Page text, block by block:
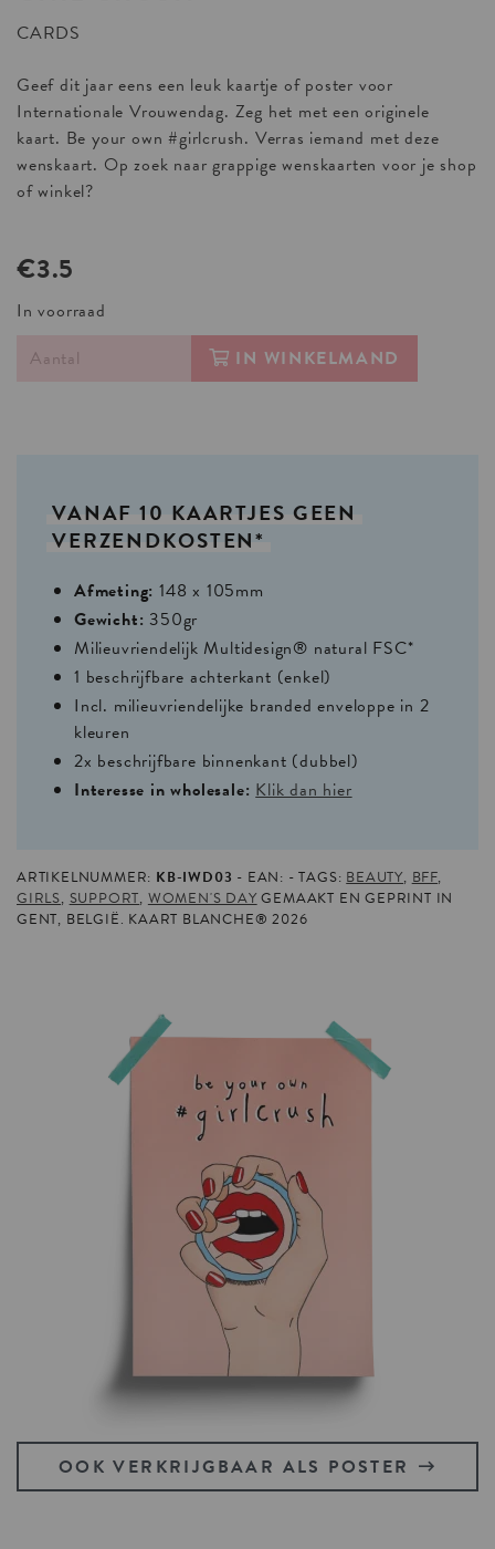
CARDS
Geef dit jaar eens een leuk kaartje of poster voor
Internationale Vrouwendag. Zeg het met een originele
kaart. Be your own #girlcrush. Verras iemand met deze
wenskaart. Op zoek naar grappige wenskaarten voor je shop
of winkel?
€3.5
In voorraad
IN WINKELMAND
VANAF 10 KAARTJES GEEN
VERZENDKOSTEN*
Afmeting: 148 x 105mm
Gewicht: 350gr
Milieuvriendelijk Multidesign® natural FSC*
1 beschrijfbare achterkant (enkel)
Incl. milieuvriendelijke branded enveloppe in 2
kleuren
2x beschrijfbare binnenkant (dubbel)
Interesse in wholesale: Klik dan hier
ARTIKELNUMMER: KB-IWD03 EAN: TAGS: BEAUTY, BFF,
GIRLS, SUPPORT, WOMEN'S DAY GEMAAKT EN GEPRINT IN
GENT, BELGIË. KAART BLANCHE® 2026
OOK VERKRIJGBAAR ALS POSTER